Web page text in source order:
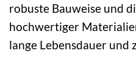
robuste Bauweise und
hochwertiger
lange Lebensdauer und